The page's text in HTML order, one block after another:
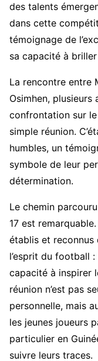
des talents
dans cette
témoignage de
sa capacité à
La rencontre entre
Osimhen, plusieurs
confrontation sur le
simple réunion.
humbles, un
symbole de leur
détermination.
Le chemin
17 est
établis et reconnus
l’esprit du football
capacité à inspirer
réunion n’est pas
personnelle, mais
les jeunes joueurs
particulier en
suivre leurs traces.